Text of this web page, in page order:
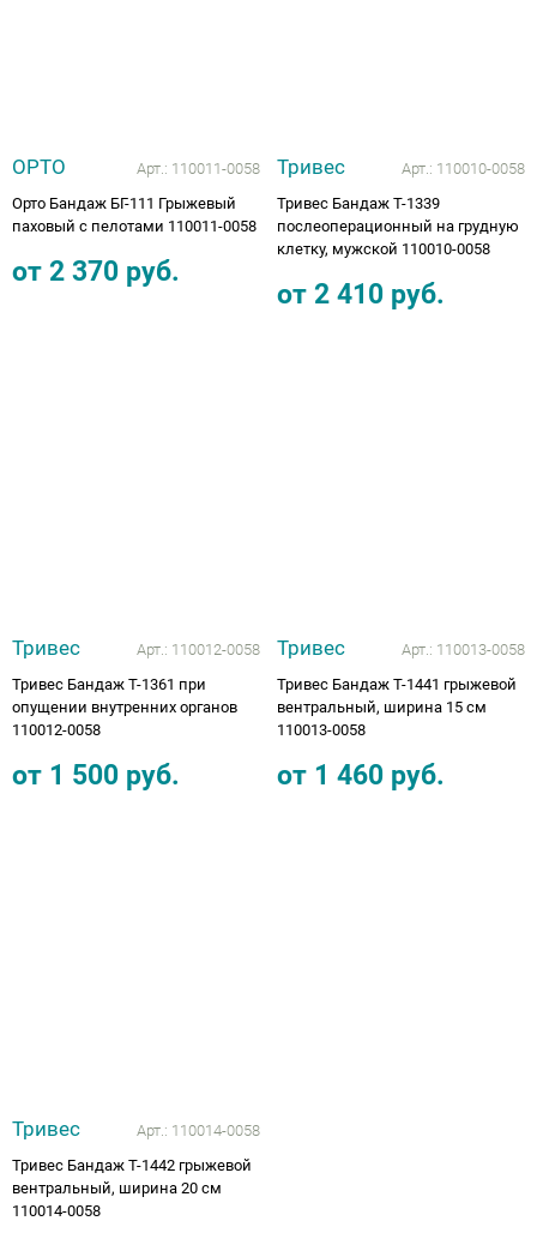
ОРТО Арт.: 110011-0058
Орто Бандаж БГ-111 Грыжевый
паховый с пелотами 110011-0058
от 2 370 руб.
Тривес Арт.: 110010-0058
Тривес Бандаж Т-1339
послеоперационный на грудную
клетку, мужской 110010-0058
от 2 410 руб.
Тривес Арт.: 110012-0058
Тривес Бандаж Т-1361 при
опущении внутренних органов
110012-0058
от 1 500 руб.
Тривес Арт.: 110013-0058
Тривес Бандаж Т-1441 грыжевой
вентральный, ширина 15 см
110013-0058
от 1 460 руб.
Тривес Арт.: 110014-0058
Тривес Бандаж Т-1442 грыжевой
вентральный, ширина 20 см
110014-0058